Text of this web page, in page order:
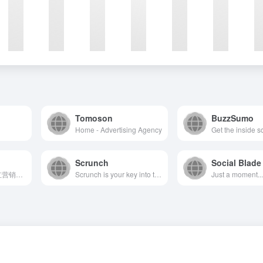
Tomoson
Home - Advertising Agency
BuzzSumo
Scrunch
Scrunch is your key into the AI-first customer journey: Monitor brand presence. Get actionable insights to grow it. Generate an AI-friendly version of your site.
Social Blade
Just a moment...